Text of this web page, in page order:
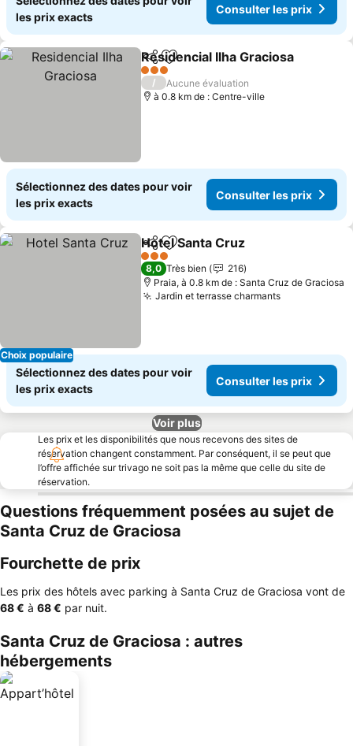
les prix exacts
Consulter les prix
PartagerAjouter à mes favoris
Residencial Ilha Graciosa
3 Étoiles
/
Aucune évaluation
à 0.8 km de : Centre-ville
Sélectionnez des dates pour voir
les prix exacts
Consulter les prix
Choix populaire
PartagerAjouter à mes favoris
Hotel Santa Cruz
3 Étoiles
8,0 Très bien
216
Praia, à 0.8 km de : Santa Cruz de Graciosa
Jardin et terrasse charmantsConsulter
Sélectionnez des dates pour voir
les prix exacts
Consulter les prix
Voir plus
Les prix et les disponibilités que nous recevons des sites de
réservation changent constamment. Par conséquent, il se peut que
l’offre affichée sur trivago ne soit pas la même que celle du site de
réservation.
Questions fréquemment posées au sujet de
Santa Cruz de Graciosa
Fourchette de prix
Les prix des hôtels avec parking à Santa Cruz de Graciosa vont de
‎68 € à ‎68 € par nuit.
Santa Cruz de Graciosa : autres
hébergements